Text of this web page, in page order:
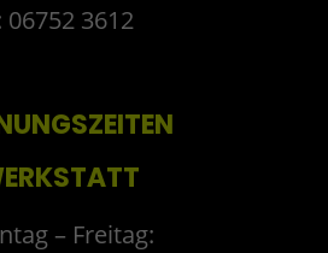
06752 3612
– Freitag: